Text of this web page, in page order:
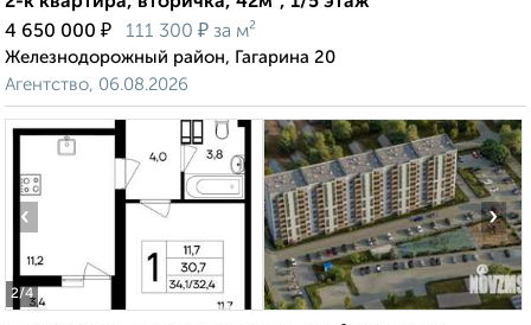
4 650 000 ₽ 111 300 ₽ за м²
Железнодорожный район, Гагарина 20
Агентство, 06.08.2026
2/4
‹ ›